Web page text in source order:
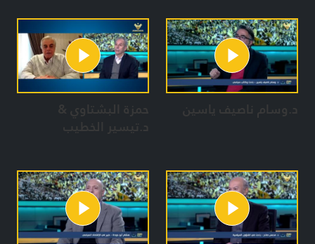
د.وسام ناصيف ياسين حمزة البشتاوي &
د.تيسير الخطيب